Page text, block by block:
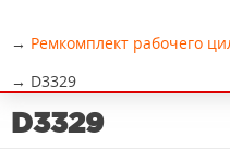
→ Ремкомплект рабочего
→ D3329
D3329